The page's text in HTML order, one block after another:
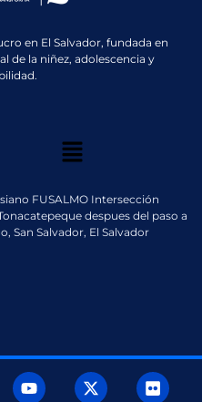
en El Salvador, fundada en
de la niñez, adolescencia y
FUSALMO Intersección
despues del paso a
San Salvador, El Salvador